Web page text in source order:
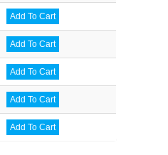
Add To Cart
Add To Cart
Add To Cart
Add To Cart
Add To Cart